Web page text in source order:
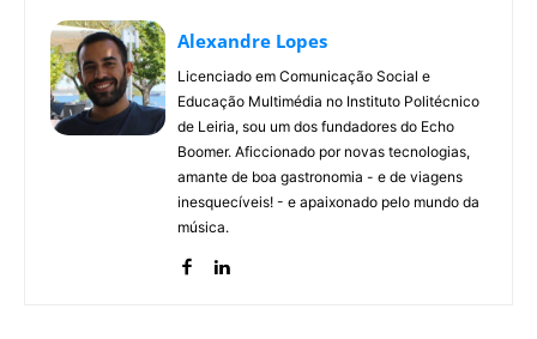
Alexandre Lopes
Licenciado em Comunicação Social e
Educação Multimédia no Instituto Politécnico
de Leiria, sou um dos fundadores do Echo
Boomer. Aficcionado por novas tecnologias,
amante de boa gastronomia - e de viagens
inesquecíveis! - e apaixonado pelo mundo da
música.